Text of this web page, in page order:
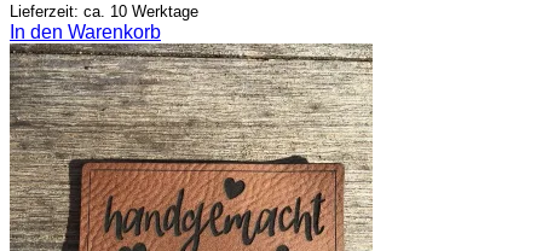
Lieferzeit: ca. 10 Werktage
In den Warenkorb